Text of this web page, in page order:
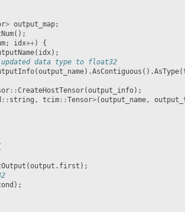
> output_map;
();
; idx++)
{
( idx);
data type to float32
(output_name).AsContiguous ().AsType(
::CreateHostTensor(output_info);
:: string , tcim::Tensor>(output_name,
(output . first );
);